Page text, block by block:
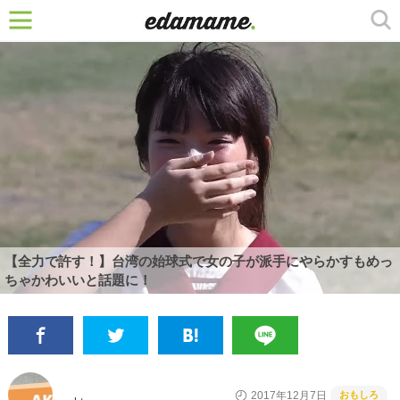
【全力で許す！】台湾の始球式で女の子が派手にやらかすもめっ
ちゃかわいいと話題に！
2017年12月7日 おもしろ